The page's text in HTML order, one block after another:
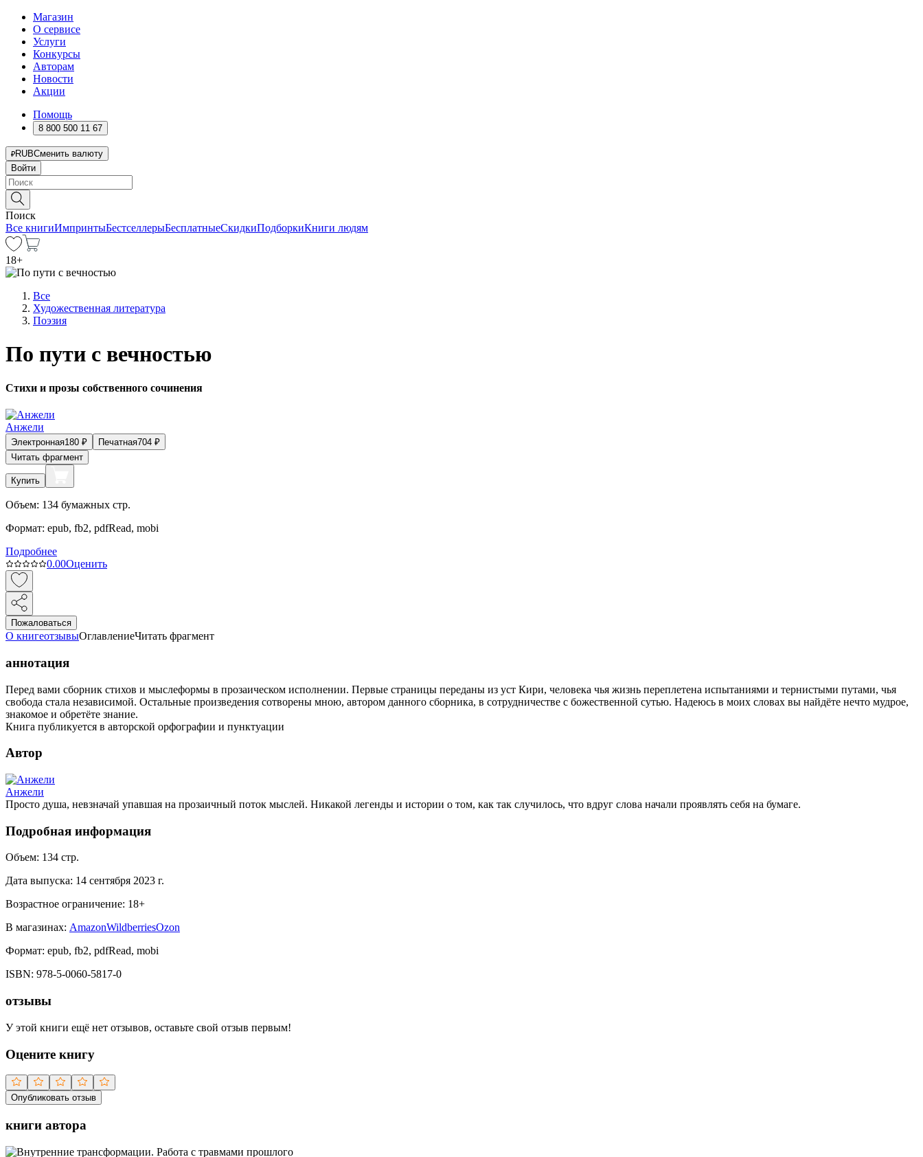
Магазин
О сервисе
Услуги
Конкурсы
Авторам
Новости
Акции
Помощь
8 800 500 11 67
RUBСменить валюту
Войти
Поиск
Все книгиИмпринтыБестселлерыБесплатныеСкидкиПодборкиКниги людям
18+
Все
Художественная литература
Поэзия
По пути с вечностью
Стихи и прозы собственного сочинения
Анжели
Электронная180 ₽ Печатная704 ₽
Читать фрагмент
Купить
Объем: 134 бумажных стр.
Формат: epub, fb2, pdfRead, mobi
Подробнее
0.00Оценить
Пожаловаться
О книгеотзывыОглавлениеЧитать фрагмент
аннотация
Перед вами сборник стихов и мыслеформы в прозаическом исполнении. Первые страницы переданы из уст Кири, человека чья жизнь переплетена испытаниями и тернистыми путами, чья
свобода стала независимой. Остальные произведения сотворены мною, автором данного сборника, в сотрудничестве с божественной сутью. Надеюсь в моих словах вы найдёте нечто мудрое,
знакомое и обретёте знание.
Книга публикуется в авторской орфографии и пунктуации
Автор
Анжели
Просто душа, невзначай упавшая на прозаичный поток мыслей. Никакой легенды и истории о том, как так случилось, что вдруг слова начали проявлять себя на бумаге.
Подробная информация
Объем: 134 стр.
Дата выпуска: 14 сентября 2023 г.
Возрастное ограничение: 18+
В магазинах: AmazonWildberriesOzon
Формат: epub, fb2, pdfRead, mobi
ISBN: 978-5-0060-5817-0
отзывы
У этой книги ещё нет отзывов, оставьте свой отзыв первым!
Оцените книгу
Опубликовать отзыв
книги автора